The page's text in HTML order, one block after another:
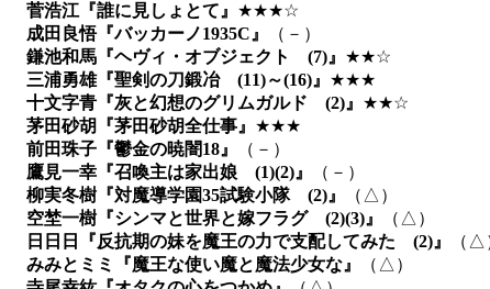
菅浩江『誰に見しょとて』 ★★★☆
成田良悟『バッカーノ1935C』
（－）
鎌池和馬『ヘヴィ・オブジェクト (7)』 ★★☆
三浦勇雄『聖剣の刀鍛冶 (11)～(16)』 ★★★
十文字青『灰と幻想のグリムガルド (2)』 ★★☆
茅田砂胡『茅田砂胡全仕事』 ★★★
前田珠子『鬱金の暁闇18』
（－）
鷹見一幸『召喚主は家出娘 (1)(2)』
（－）
柳実冬樹『対魔導学園35試験小隊 (2)』
（△）
空埜一樹『シンマと世界と嫁フラグ (2)(3)』
（△）
日日日『反抗期の妹を魔王の力で支配してみた (2)』
（△
みみとミミ『魔王な使い魔と魔法少女な』
（△）